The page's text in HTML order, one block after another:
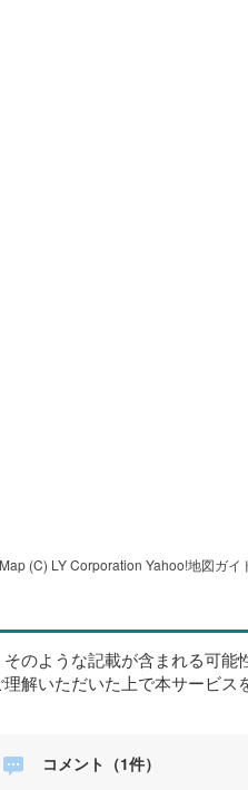
(C) LY Corporation Yahoo!地図ガイ
のような記載が含まれる可能
解いただいた上で本サービス
コメント（1件）